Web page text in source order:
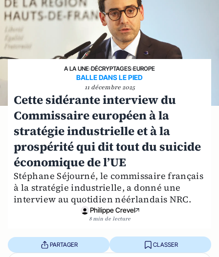
A LA UNE›DÉCRYPTAGES›EUROPE
BALLE DANS LE PIED
11 décembre 2025
Cette sidérante interview du
Commissaire européen à la
stratégie industrielle et à la
prospérité qui dit tout du suicide
économique de l’UE
Stéphane Séjourné, le commissaire français
à la stratégie industrielle, a donné une
interview au quotidien néérlandais NRC.
Philippe Crevel
8 min de lecture
PARTAGER CLASSER